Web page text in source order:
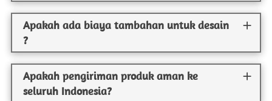
Apakah ada biaya tambahan untuk desain
?
Apakah pengiriman produk aman ke
seluruh Indonesia?